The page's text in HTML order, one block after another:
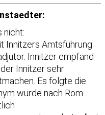
nicht:
Innitzers Amtsführung
Innitzer empfand
Innitzer sehr
Es folgte die
wurde nach Rom